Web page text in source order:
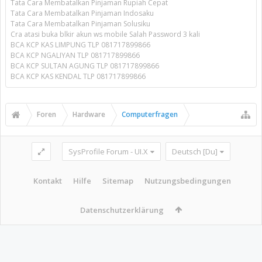
Tata Cara Membatalkan Pinjaman Rupiah Cepat
Tata Cara Membatalkan Pinjaman Indosaku
Tata Cara Membatalkan Pinjaman Solusiku
Cra atasi buka blkir akun ws mobile Salah Password 3 kali
BCA KCP KAS LIMPUNG TLP 081717899866
BCA KCP NGALIYAN TLP 081717899866
BCA KCP SULTAN AGUNG TLP 081717899866
BCA KCP KAS KENDAL TLP 081717899866
Foren Hardware Computerfragen
SysProfile Forum - UI.X Deutsch [Du]
Kontakt Hilfe Sitemap Nutzungsbedingungen
Datenschutzerklärung